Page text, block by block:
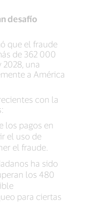
desafío
que el fraude
de 362 000
una
a América
con la
los pagos en
el uso de
el fraude.
ha sido
los 480
para ciertas